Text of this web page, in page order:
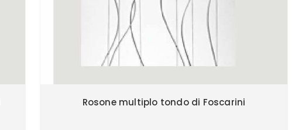
Rosone multiplo tondo di Foscarini